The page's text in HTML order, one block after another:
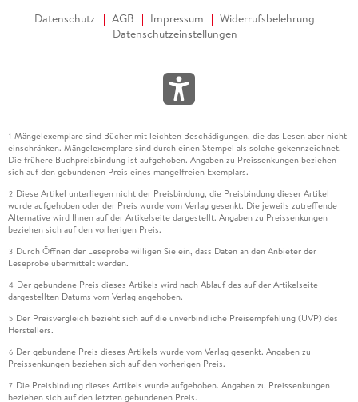
Datenschutz AGB Impressum
Widerrufsbelehrung
Datenschutzeinstellungen
1 Mängelexemplare sind Bücher mit leichten Beschädigungen, die das Lesen aber nicht
einschränken. Mängelexemplare sind durch einen Stempel als solche gekennzeichnet.
Die frühere Buchpreisbindung ist aufgehoben. Angaben zu Preissenkungen beziehen
sich auf den gebundenen Preis eines mangelfreien Exemplars.
2 Diese Artikel unterliegen nicht der Preisbindung, die Preisbindung dieser Artikel
wurde aufgehoben oder der Preis wurde vom Verlag gesenkt. Die jeweils zutreffende
Alternative wird Ihnen auf der Artikelseite dargestellt. Angaben zu Preissenkungen
beziehen sich auf den vorherigen Preis.
3 Durch Öffnen der Leseprobe willigen Sie ein, dass Daten an den Anbieter der
Leseprobe übermittelt werden.
4 Der gebundene Preis dieses Artikels wird nach Ablauf des auf der Artikelseite
dargestellten Datums vom Verlag angehoben.
5 Der Preisvergleich bezieht sich auf die unverbindliche Preisempfehlung (UVP) des
Herstellers.
6 Der gebundene Preis dieses Artikels wurde vom Verlag gesenkt. Angaben zu
Preissenkungen beziehen sich auf den vorherigen Preis.
7 Die Preisbindung dieses Artikels wurde aufgehoben. Angaben zu Preissenkungen
beziehen sich auf den letzten gebundenen Preis.